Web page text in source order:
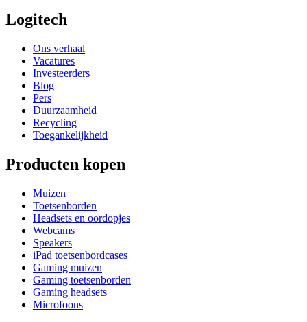
Logitech
Ons verhaal
Vacatures
Investeerders
Blog
Pers
Duurzaamheid
Recycling
Toegankelijkheid
Producten kopen
Muizen
Toetsenborden
Headsets en oordopjes
Webcams
Speakers
iPad toetsenbordcases
Gaming muizen
Gaming toetsenborden
Gaming headsets
Microfoons